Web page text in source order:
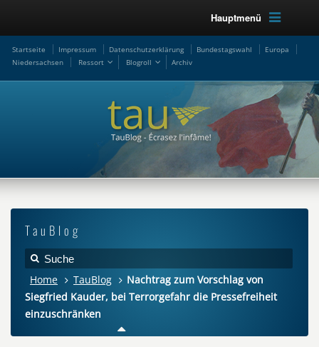
Hauptmenü
Startseite Impressum Datenschutzerklärung Bundestagswahl
Europa
Niedersachsen
Ressort Blogroll Archiv
TauBlog
Home TauBlog
Nachtrag zum Vorschlag von
Siegfried Kauder, bei Terrorgefahr die Pressefreiheit
einzuschränken